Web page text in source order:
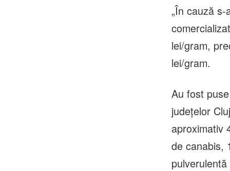
„În cauză
lei/gram,
lei/gram.
Au fost
județelor
aproximativ
de canabis,